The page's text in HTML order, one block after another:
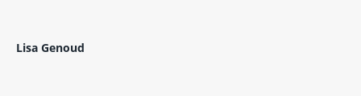
Lisa Genoud